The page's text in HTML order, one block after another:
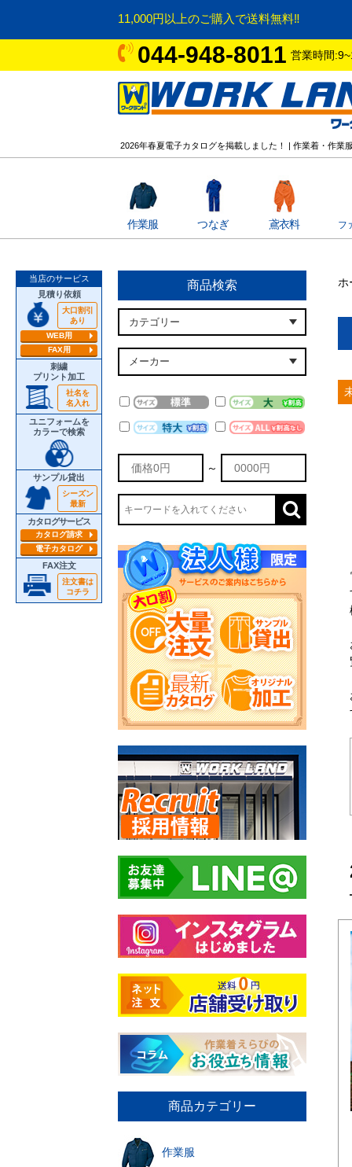
11,000円以上のご購入で送料無料‼
044-948-8011 営業時間
2026年春夏電子カタログを掲載しました！ | 作業着・作業
作業服 つなぎ 鳶衣料 フ
ホ
当店のサービス
見積り依頼
大口割引
あり
WEB用
FAX用
刺繍
プリント加工
社名を
名入れ
ユニフォームを
カラーで検索
サンプル貸出
シーズン
最新
カタログサービス
カタログ請求
電子カタログ
FAX注文
注文書は
コチラ
商品検索
～
商品カテゴリー
作業服